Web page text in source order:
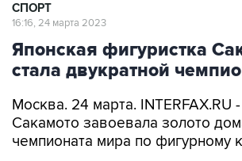
СПОРТ
16:16, 24 марта 2023
Японская фигуристка
стала двукратной
Москва. 24 марта. INTERFAX.RU
Сакамото завоевала золото
чемпионата мира по фигурному